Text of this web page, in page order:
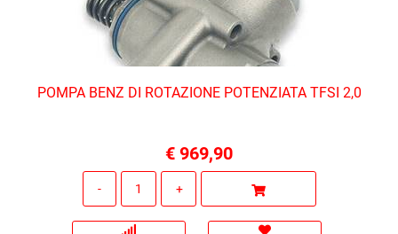
POMPA BENZ DI ROTAZIONE POTENZIATA TFSI 2,0
€ 969,90